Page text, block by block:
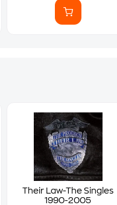
Their Law-The Singles
1990-2005